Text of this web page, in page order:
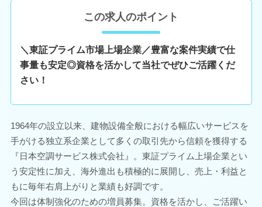
この求人のポイント
＼東証プライム市場上場企業／豊富な案件実績で仕
事量も安定◎資格を活かして当社でぜひご活躍くだ
さい！
1964年の設立以来、建物設備全般における幅広いサービスを
手がける独立系企業として多くの取引先から信頼を獲得する
『日本空調サービス株式会社』。東証プライム上場企業とい
う安定性に加え、海外進出も積極的に展開し、売上・利益と
もに毎年右肩上がりと業績も好調です。
今回は体制強化のための増員募集。資格を活かし、ご活躍い